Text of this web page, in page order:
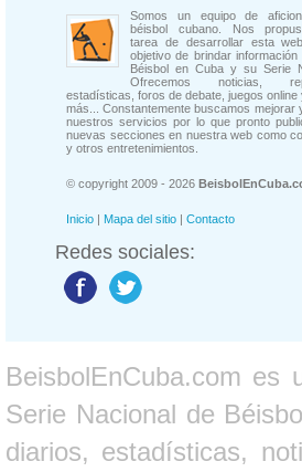
Somos un equipo de
béisbol cubano. Nos
tarea de desarrollar esta
objetivo de brindar
Béisbol en Cuba y su Serie
Ofrecemos noticias,
estadísticas, foros de debate, juegos online
más... Constantemente buscamos mejorar
nuestros servicios por lo que pronto
nuevas secciones en nuestra web como
y otros entretenimientos.
© copyright 2009 - 2026
Inicio | Mapa del sitio | Contacto
Redes sociales:
BeisbolEnCuba.com es
Serie Nacional de
diarios, estadísticas,